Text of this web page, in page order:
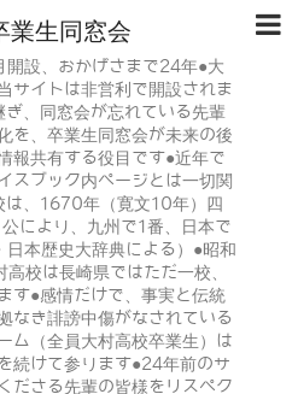
業生同窓会
設、おかげさまで24年●大
サイトは非営利で開設されま
、同窓会が忘れている先輩
を、卒業生同窓会が未来の後
報共有する役目です●近年で
スブック内ページとは一切関
は、1670年（寛文10年）四
により、九州で1番、日本で
本歴史大辞典による）●昭和
校は長崎県ではただ一校、
す●感情だけで、事実と伝統
なき誹謗中傷がなされている
ム（全員大村高校卒業生）は
続けて参ります●24年前のサ
ださる先輩の皆様をリスペク